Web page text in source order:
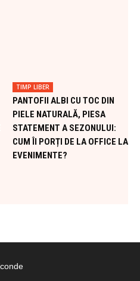
TIMP LIBER
PANTOFII ALBI CU TOC DIN
PIELE NATURALĂ, PIESA
STATEMENT A SEZONULUI:
CUM ÎI PORȚI DE LA OFFICE LA
EVENIMENTE?